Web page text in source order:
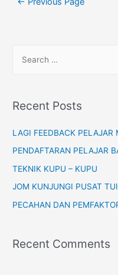
r
h
f
o
Recent Posts
LAGI FEEDBACK PELAJAR
PENDAFTARAN PELAJAR
TEKNIK KUPU – KUPU
JOM KUNJUNGI PUSAT
PECAHAN DAN
Recent Comments